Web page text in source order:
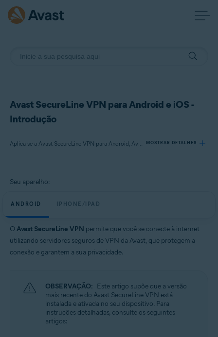
Avast SecureLine VPN para Android e iOS -
Introdução
Aplica-se a Avast SecureLine VPN para Android, Avast SecureLine VPN para iOS MOSTRAR DETALHES
Produtos:
Avast SecureLine VPN 6.x para iOS
Apple iOS 14.0 ou posterior
Seu aparelho:
ANDROID IPHONE/IPAD
O Avast SecureLine VPN permite que você se conecte à internet
utilizando servidores seguros de VPN da Avast, que protegem a
conexão e garantem a sua privacidade.
OBSERVAÇÃO: Este artigo supõe que a versão
mais recente do Avast SecureLine VPN está
instalada e ativada no seu dispositivo. Para
instruções detalhadas, consulte os seguintes
artigos: